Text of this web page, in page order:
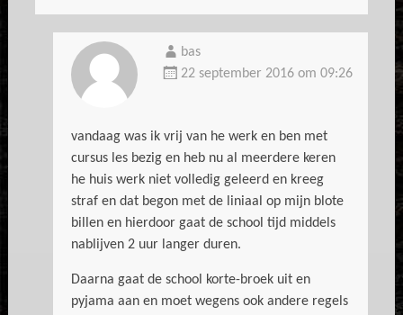
bas
22 september 2016 om 09:26
vandaag was ik vrij van he werk en ben met
cursus les bezig en heb nu al meerdere keren
he huis werk niet volledig geleerd en kreeg
straf en dat begon met de liniaal op mijn blote
billen en hierdoor gaat de school tijd middels
nablijven 2 uur langer duren.
Daarna gaat de school korte-broek uit en
pyjama aan en moet wegens ook andere regels